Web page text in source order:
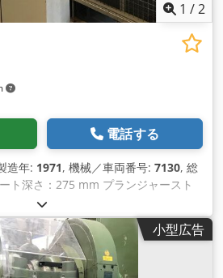
1 /2
電話する
造年: 1971, 機械／車両番号: 7130, 総
ト深さ：275 mm プランジャースト
高さ（ボトムストローク、トップ調
クランプ面 約：740 x 470 mm 毎分ス
1 所要電力： 10 kW
法 LxWxH: 2,300 x 1,500 x 3,000
小型広告